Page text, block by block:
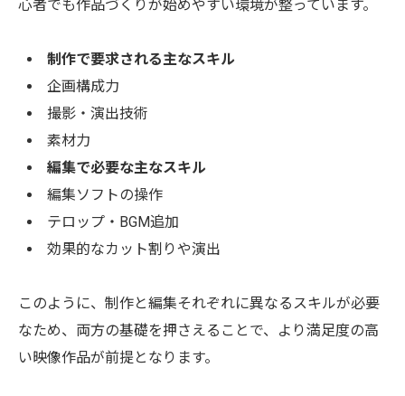
心者でも作品づくりが始めやすい環境が整っています。
制作で要求される主なスキル
企画構成力
撮影・演出技術
素材力
編集で必要な主なスキル
編集ソフトの操作
テロップ・BGM追加
効果的なカット割りや演出
このように、制作と編集それぞれに異なるスキルが必要
なため、両方の基礎を押さえることで、より満足度の高
い映像作品が前提となります。